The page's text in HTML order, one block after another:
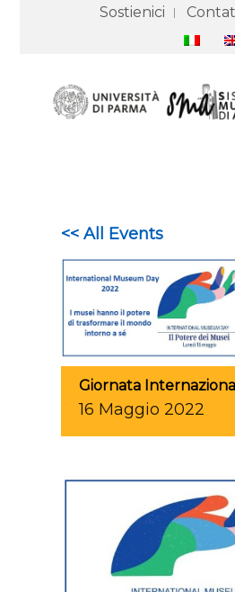
Sostienici
<< All Events
Giornata
16 Maggio 2022